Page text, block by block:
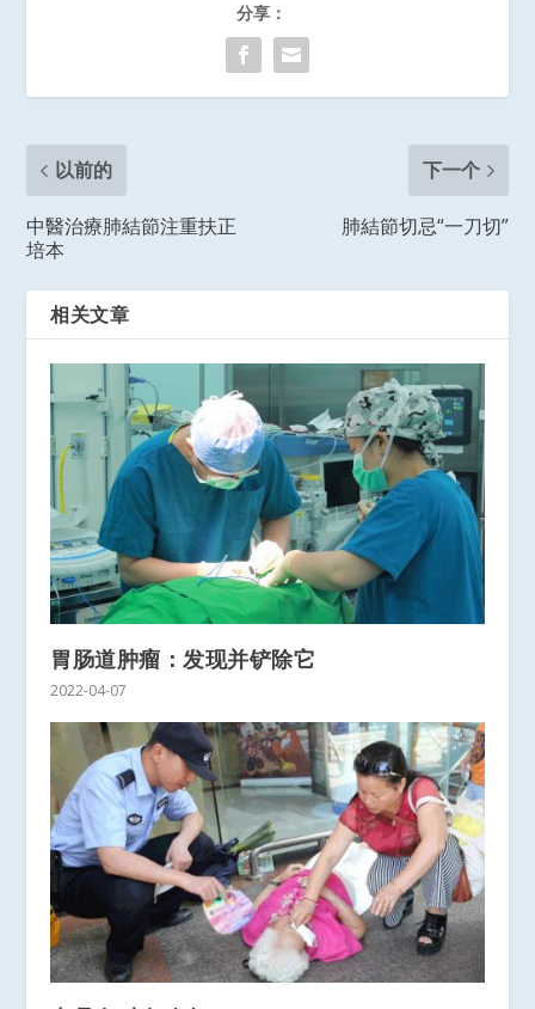
分享：
以前的
中醫治療肺結節注重扶正
培本
下一个
肺結節切忌“一刀切”
相关文章
胃肠道肿瘤：发现并铲除它
2022-04-07